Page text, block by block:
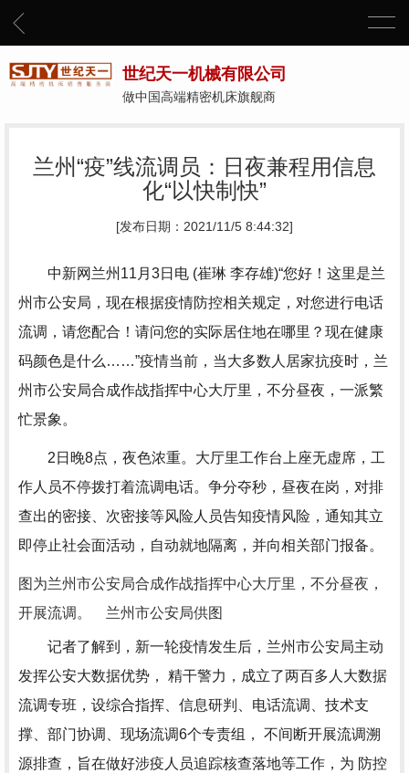
世纪天一机械有限公司
做中国高端精密机床旗舰商
兰州“疫”线流调员：日夜兼程用信息
化“以快制快”
[发布日期：2021/11/5 8:44:32]
中新网兰州11月3日电 (崔琳 李存雄)“您好！这里是兰
州市公安局，现在根据疫情防控相关规定，对您进行电话
流调，请您配合！请问您的实际居住地在哪里？现在健康
码颜色是什么……”疫情当前，当大多数人居家抗疫时，兰
州市公安局合成作战指挥中心大厅里，不分昼夜，一派繁
忙景象。
2日晚8点，夜色浓重。大厅里工作台上座无虚席，工
作人员不停拨打着流调电话。争分夺秒，昼夜在岗，对排
查出的密接、次密接等风险人员告知疫情风险，通知其立
即停止社会面活动，自动就地隔离，并向相关部门报备。
图为兰州市公安局合成作战指挥中心大厅里，不分昼夜，
开展流调。 兰州市公安局供图
记者了解到，新一轮疫情发生后，兰州市公安局主动
发挥公安大数据优势， 精干警力，成立了两百多人大数据
流调专班，设综合指挥、信息研判、电话流调、技术支
撑、部门协调、现场流调6个专责组， 不间断开展流调溯
源排查，旨在做好涉疫人员追踪核查落地等工作，为 防控